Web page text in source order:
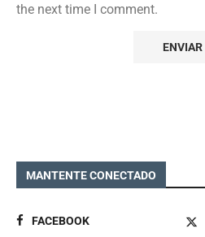
the next time I comment.
MANTENTE CONECTADO
FACEBOOK